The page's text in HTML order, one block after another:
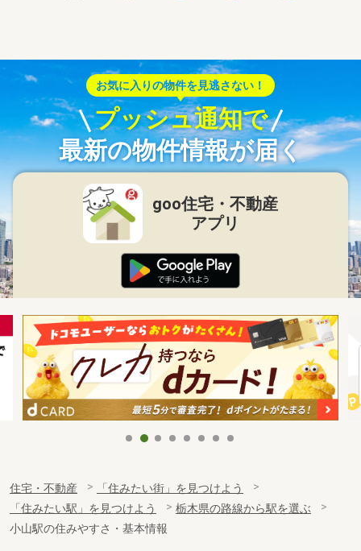
お気に入りの物件を見逃さない！
プッシュ通知で
最新の物件情報が届く
goo住宅・不動産
アプリ
住宅・不動産
「住みたい街」を見つけよう
「住みたい駅」を見つけよう
栃木県の路線から駅を選ぶ
小山駅の住みやすさ・基本情報